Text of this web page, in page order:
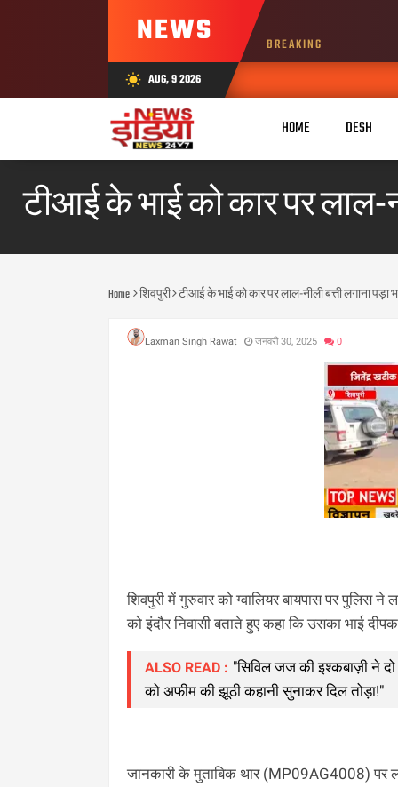
NEWS BREAKING
wb_sunny AUG, 9 2026
HOME DESH
टीआई के भाई को कार पर लाल-
Home शिवपुरी टीआई के भाई को कार पर लाल-नीली बत्ती लगाना पड़ा
Laxman Singh Rawat जनवरी 30, 2025 0
शिवपुरी में गुरुवार को ग्वालियर बायपास पर पुलिस
को इंदौर निवासी बताते हुए कहा कि उसका भाई
ALSO READ : "सिविल जज की इश्कबाज़ी ने दो
को अफीम की झूठी कहानी सुनाकर दिल तोड़ा!"
जानकारी के मुताबिक थार (MP09AG4008) पर